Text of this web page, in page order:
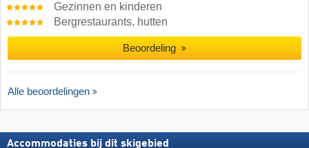
Gezinnen en kinderen
Bergrestaurants, hutten
Beoordeling
Alle beoordelingen
Accommodaties bij dit skigebied